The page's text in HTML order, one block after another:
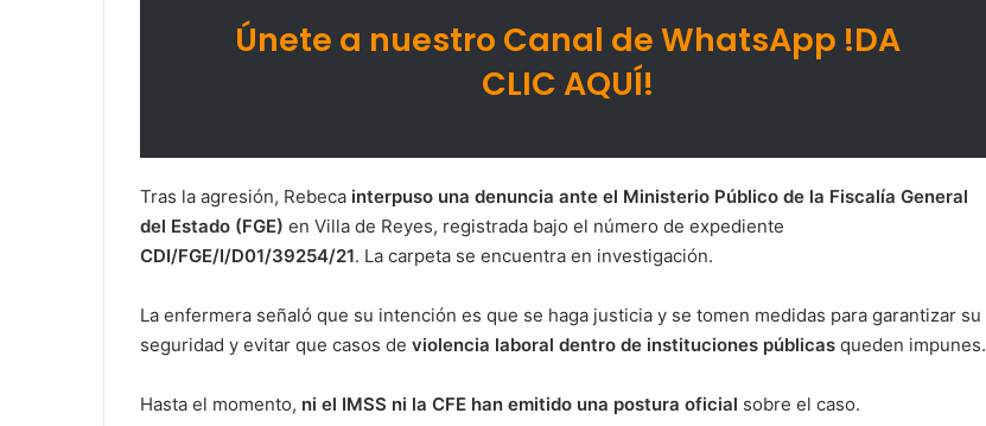
Únete a nuestro Canal de WhatsApp !DA
CLIC AQUÍ!
Tras la agresión, Rebeca interpuso una denuncia ante el Ministerio Público de la Fiscalía General
del Estado (FGE) en Villa de Reyes, registrada bajo el número de expediente
CDI/FGE/I/D01/39254/21. La carpeta se encuentra en investigación.
La enfermera señaló que su intención es que se haga justicia y se tomen medidas para garantizar su
seguridad y evitar que casos de violencia laboral dentro de instituciones públicas queden impunes.
Hasta el momento, ni el IMSS ni la CFE han emitido una postura oficial sobre el caso.
Ruth González destaca impacto del
nuevo paso a desnivel en la